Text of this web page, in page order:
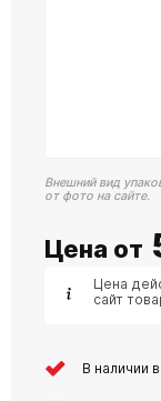
Внешний вид
от фото на сайте.
Цена от
Цена
сайт
В наличии